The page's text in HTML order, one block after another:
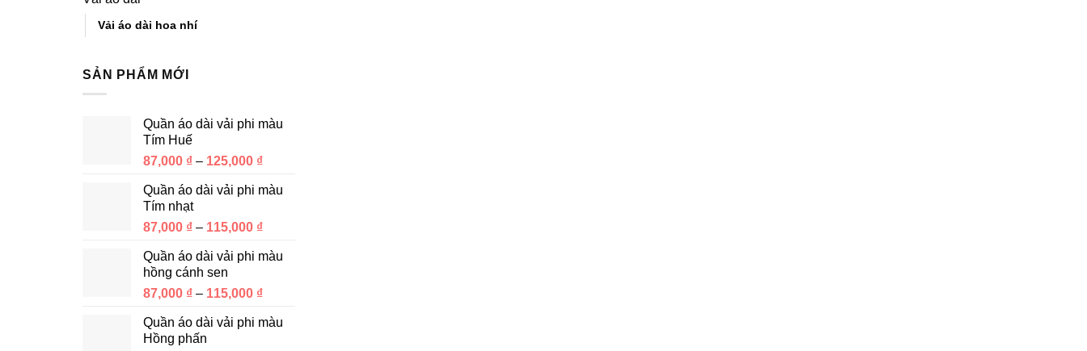
Vải áo dài hoa nhí
SẢN PHẨM MỚI
Quần áo dài vải phi màu
Tím Huế
87,000 ₫ – 125,000 ₫
Quần áo dài vải phi màu
Tím nhạt
87,000 ₫ – 115,000 ₫
Quần áo dài vải phi màu
hồng cánh sen
87,000 ₫ – 115,000 ₫
Quần áo dài vải phi màu
Hồng phấn